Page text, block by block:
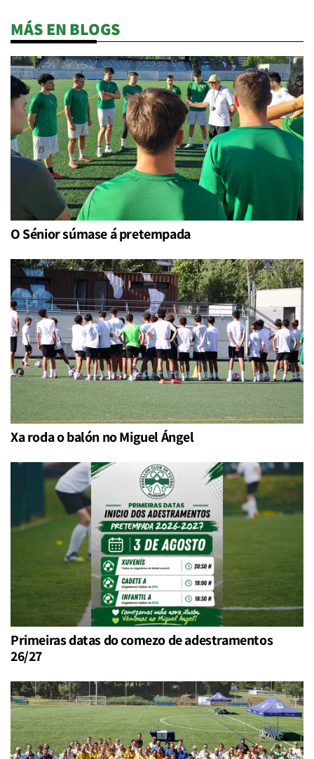
MÁS EN BLOGS
O Sénior súmase á pretempada
Xa roda o balón no Miguel Ángel
Primeiras datas do comezo de adestramentos
26/27